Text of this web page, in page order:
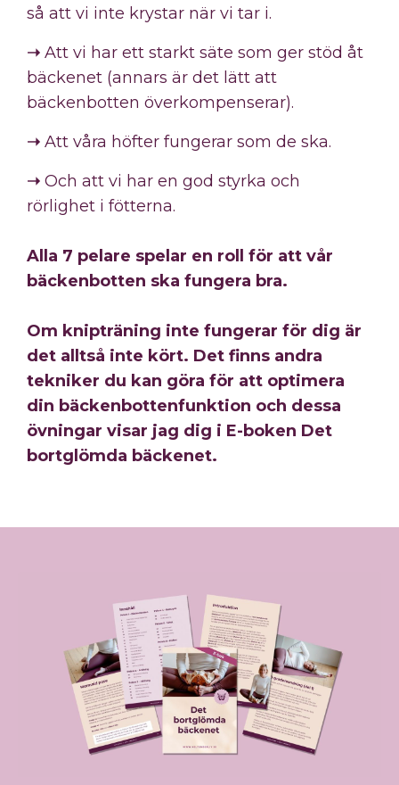
så att vi inte krystar när vi tar i.
➝ Att vi har ett starkt säte som ger stöd åt
bäckenet (annars är det lätt att
bäckenbotten överkompenserar).
➝ Att våra höfter fungerar som de ska.
➝ Och att vi har en god styrka och
rörlighet i fötterna.
Alla 7 pelare spelar en roll för att vår
bäckenbotten ska fungera bra.
Om knipträning inte fungerar för dig är
det alltså inte kört. Det finns andra
tekniker du kan göra för att optimera
din bäckenbottenfunktion och dessa
övningar visar jag dig i E-boken Det
bortglömda bäckenet.